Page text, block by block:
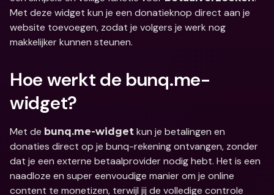
Met deze widget kun je een donatieknop direct aan je
website toevoegen, zodat je volgers je werk nog
makkelijker kunnen steunen.
Hoe werkt de bunq.me-
widget?
Met de bunq.me-widget kun je betalingen en
donaties direct op je bunq-rekening ontvangen, zonder
dat je een externe betaalprovider nodig hebt. Het is een
naadloze en super eenvoudige manier om je online
content te monetizen, terwijl jij de volledige controle